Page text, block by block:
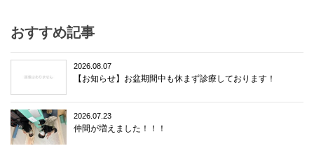
おすすめ記事
2026.08.07
【お知らせ】お盆期間中も休まず診療しております！
2026.07.23
仲間が増えました！！！